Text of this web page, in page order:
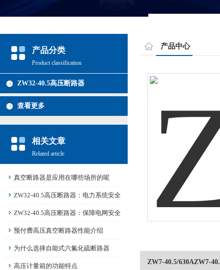
产品分类
Product classification
ZW32-40.5高压断路器
查看更多
相关文章
Related article
真空断路器是应用在哪些场所的呢
ZW32-40.5高压断路器：电力系统安全
的守护者
ZW32-40.5高压断路器：保障电网安全
的重要设备
预付费高压真空断路器性能介绍
为什么选择自能式六氟化硫断路器
高压计量箱的功能特点
产品中心
ZW7-40.5/630AZW7-